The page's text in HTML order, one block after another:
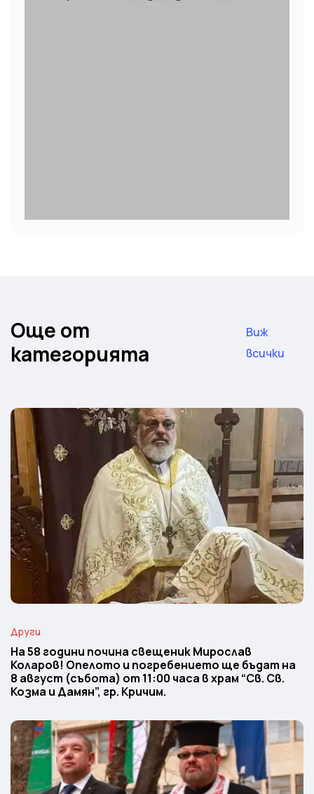
Още от
категорията
Виж
всички
Други
На 58 години почина свещеник Мирослав
Коларов! Опелото и погребението ще бъдат на
8 август (събота) от 11:00 часа в храм “Св. Св.
Козма и Дамян”, гр. Кричим.